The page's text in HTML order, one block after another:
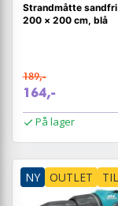
Strandmåtte
200 × 200 cm, blå
189,-
164,-
På lager
NY OUTLET